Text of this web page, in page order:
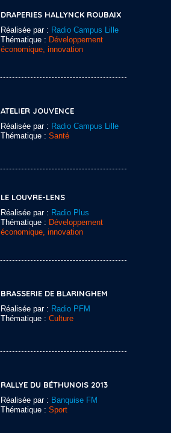
DRAPERIES HALLYNCK ROUBAIX
Réalisée par : Radio Campus Lille
Thématique : Développement
économique, innovation
ATELIER JOUVENCE
Réalisée par : Radio Campus Lille
Thématique : Santé
LE LOUVRE-LENS
Réalisée par : Radio Plus
Thématique : Développement
économique, innovation
BRASSERIE DE BLARINGHEM
Réalisée par : Radio PFM
Thématique : Culture
RALLYE DU BÉTHUNOIS 2013
Réalisée par : Banquise FM
Thématique : Sport